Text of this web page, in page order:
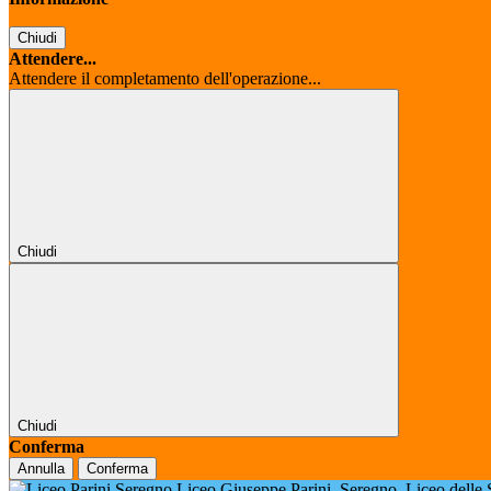
Chiudi
Attendere...
Attendere il completamento dell'operazione...
Chiudi
Chiudi
Conferma
Annulla Conferma